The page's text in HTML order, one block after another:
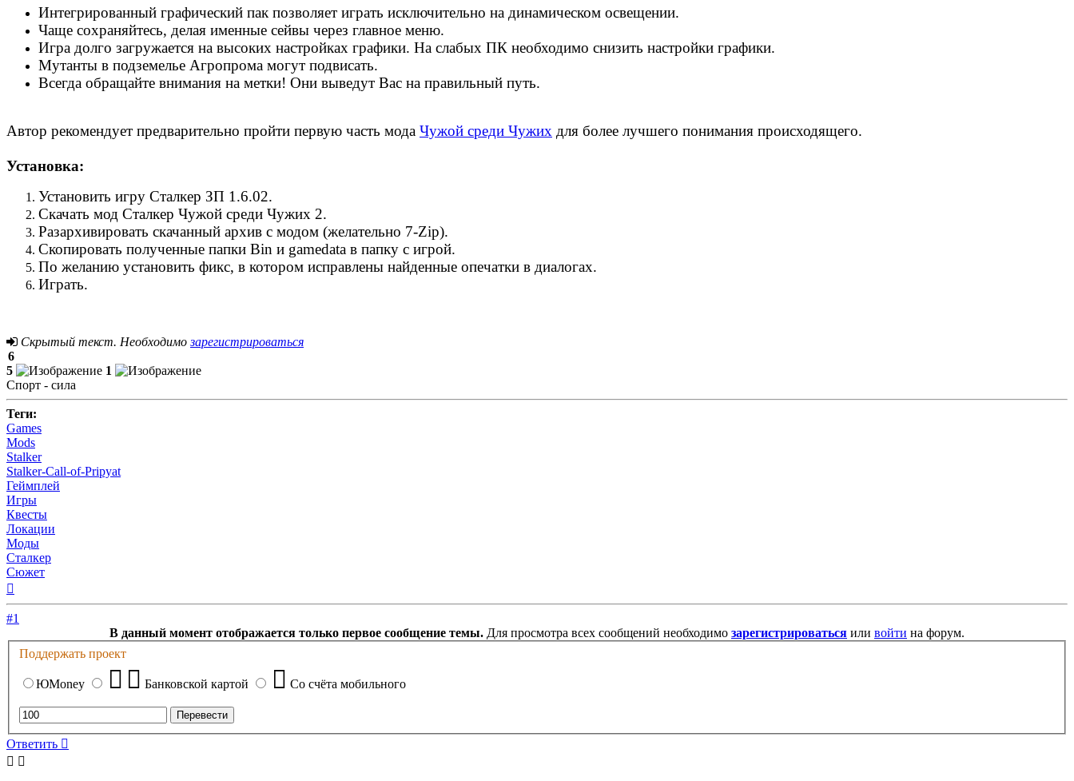
Интегрированный графический пак позволяет играть исключительно на динамическом освещении.
Чаще сохраняйтесь, делая именные сейвы через главное меню.
Игра долго загружается на высоких настройках графики. На слабых ПК необходимо снизить настройки графики.
Мутанты в подземелье Агропрома могут подвисать.
Всегда обращайте внимания на метки! Они выведут Вас на правильный путь.
Автор рекомендует предварительно пройти первую часть мода Чужой среди Чужих для более лучшего понимания происходящего.
Установка:
Установить игру Сталкер ЗП 1.6.02.
Скачать мод Сталкер Чужой среди Чужих 2.
Разархивировать скачанный архив с модом (желательно 7-Zip).
Скопировать полученные папки Bin и gamedata в папку с игрой.
По желанию установить фикс, в котором исправлены найденные опечатки в диалогах.
Играть.
Скрытый текст. Необходимозарегистрироваться
6
5
1
Спорт - сила
Теги:
Games
Mods
Stalker
Stalker-Call-of-Pripyat
Геймплей
Игры
Квесты
Локации
Моды
Сталкер
Сюжет
началу
#1
В данный момент отображается только первое сообщение темы. Для просмотра всех сообщений необходимо зарегистрироваться или войти на форум.
Поддержать проект
ЮMoney Банковской картой Со счёта мобильного
Ответить